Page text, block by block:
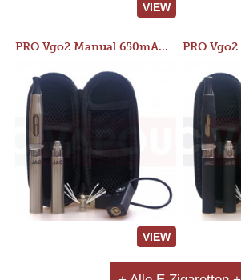
VIEW
PRO Vgo2 Manual 650mAh Kit
VIEW